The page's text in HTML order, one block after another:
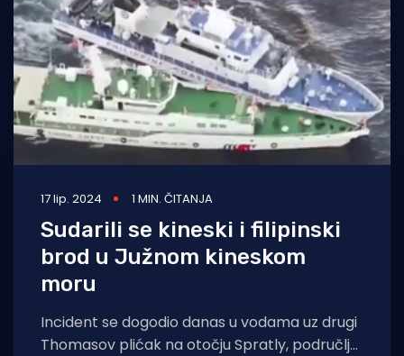
17 lip. 2024 1 MIN. ČITANJA
Sudarili se kineski i filipinski
brod u Južnom kineskom
moru
Incident se dogodio danas u vodama uz drugi
Thomasov plićak na otočju Spratly, područlju